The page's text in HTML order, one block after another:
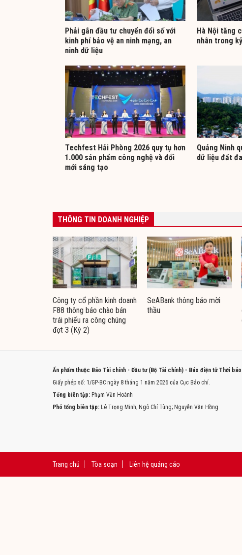
Phải gắn đầu tư chuyển đổi số với
kinh phí bảo vệ an ninh mạng, an
ninh dữ liệu
Hà Nội tăng
nhân trong
Techfest Hải Phòng 2026 quy tụ hơn
1.000 sản phẩm công nghệ và đổi
mới sáng tạo
Quảng Ninh
dữ liệu đất
THÔNG TIN DOANH NGHIỆP
Công ty cổ phần kinh doanh
F88 thông báo chào bán
trái phiếu ra công chúng
đợt 3 (Kỳ 2)
SeABank thông báo mời
thầu
Ấn phẩm thuộc Báo Tài chính - Đầu tư (Bộ Tài chính) - Báo điện tử Thời
Giấy phép số: 1/GP-BC ngày 8 tháng 1 năm 2026 của Cục Báo chí.
Tổng biên tập: Phạm Văn Hoành
Phó tổng biên tập: Lê Trọng Minh; Ngô Chí Tùng; Nguyễn Văn Hồng
Trang chủ Tòa soạn Liên hệ quảng cáo